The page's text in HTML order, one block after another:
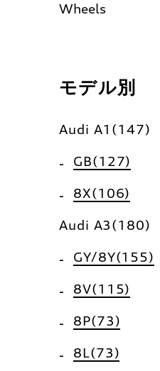
Wheels
モデル別
Audi A1(147)
GB(127)
8X(106)
Audi A3(180)
GY/8Y(155)
8V(115)
8P(73)
8L(73)